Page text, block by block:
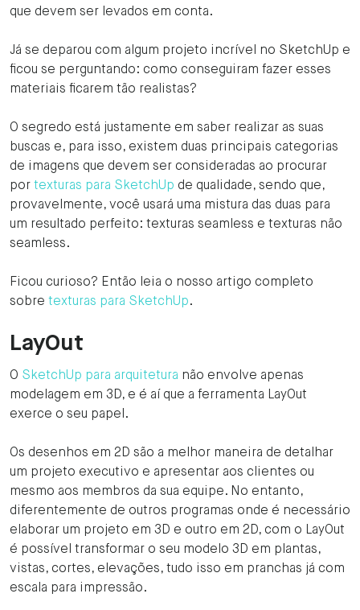
que devem ser levados em conta.
Já se deparou com algum projeto incrível no SketchUp e
ficou se perguntando: como conseguiram fazer esses
materiais ficarem tão realistas?
O segredo está justamente em saber realizar as suas
buscas e, para isso, existem duas principais categorias
de imagens que devem ser consideradas ao procurar
por texturas para SketchUp de qualidade, sendo que,
provavelmente, você usará uma mistura das duas para
um resultado perfeito: texturas seamless e texturas não
seamless.
Ficou curioso? Então leia o nosso artigo completo
sobre texturas para SketchUp.
LayOut
O SketchUp para arquitetura não envolve apenas
modelagem em 3D, e é aí que a ferramenta LayOut
exerce o seu papel.
Os desenhos em 2D são a melhor maneira de detalhar
um projeto executivo e apresentar aos clientes ou
mesmo aos membros da sua equipe. No entanto,
diferentemente de outros programas onde é necessário
elaborar um projeto em 3D e outro em 2D, com o LayOut
é possível transformar o seu modelo 3D em plantas,
vistas, cortes, elevações, tudo isso em pranchas já com
escala para impressão.